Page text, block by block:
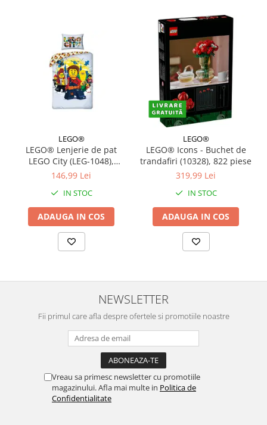
LEGO®
LEGO® Lenjerie de pat
LEGO City (LEG-1048),
140x200 cm
146,99 Lei
IN STOC
ADAUGA IN COS
LEGO®
LEGO® Icons - Buchet de
trandafiri (10328), 822 piese
319,99 Lei
IN STOC
ADAUGA IN COS
NEWSLETTER
Fii primul care afla despre ofertele si promotiile noastre
Vreau sa primesc newsletter cu promotiile
magazinului. Afla mai multe in Politica de
Confidentialitate